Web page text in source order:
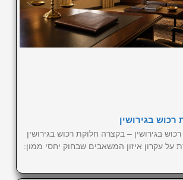
רכוש בגירושין
בגירושין – בקצרה חלוקת רכוש בגירושין
על עקרון איזון המשאבים שבחוק יחסי ממון: